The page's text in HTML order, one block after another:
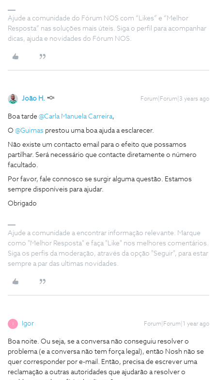
Ajude a comunidade do Fórum NOS com “Likes” e “Melhor
Resposta” nas soluções mais úteis. Siga o perfil para acompanhar
dicas, ajuda e novidades do Fórum NOS.
João H. Forum|Forum|3 years ago
Boa tarde @Carla Manuela Carreira,
O @Guimas prestou uma boa ajuda a esclarecer.
Não existe um contacto email para o efeito que possamos
partilhar. Será necessário que contacte diretamente o número
facultado.
Por favor, fale connosco se surgir alguma questão. Estamos
sempre disponíveis para ajudar.
Obrigado
Ajude a comunidade a encontrar informação relevante. Marque
como "Melhor Resposta" e faça "Like" nos melhores comentários.
Siga os perfis da moderação, através da opção "Seguir", para estar
sempre a par das ultimas novidades.
Igor Forum|Forum|1 year ago
Boa noite. Ou seja, se a conversa não conseguiu resolver o
problema (e a conversa não tem força legal), então Nosh não se
quer corresponder por e-mail. Então, precisa de escrever uma
reclamação a outras autoridades que ajudarão a resolver o